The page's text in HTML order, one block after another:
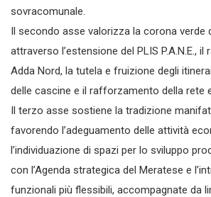
sovracomunale.
Il secondo asse valorizza la corona verde
attraverso l’estensione del PLIS P.A.N.E.,
Adda Nord, la tutela e fruizione degli
delle cascine e il rafforzamento della rete
Il terzo asse sostiene la tradizione
favorendo l’adeguamento delle attività
l’individuazione di spazi per lo sviluppo
con l’Agenda strategica del Meratese e
funzionali più flessibili, accompagnate da